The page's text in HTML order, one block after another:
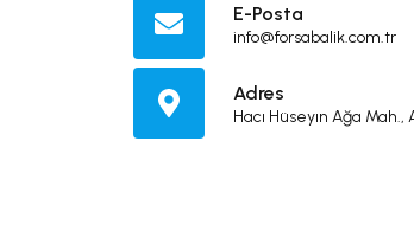
E-Posta
info@forsabalik.com.tr
Adres
Hacı Hüseyın Ağa